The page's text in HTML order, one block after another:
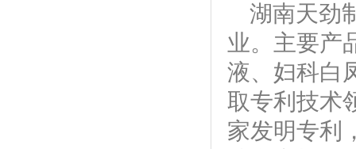
湖南天劲
业。主要产
液、妇科白
取专利技术
家发明专利